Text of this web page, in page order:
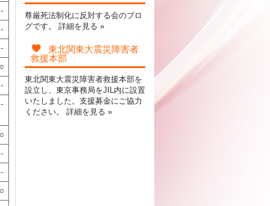
-
-
-
-
-
-
-
尊厳死法制化に反対する会のブロ
グです。 詳細を見る »
東北関東大震災障害者
救援本部
東北関東大震災障害者救援本部を
設立し、東京事務局をJIL内に設置
いたしました。支援募金にご協力
ください。 詳細を見る »